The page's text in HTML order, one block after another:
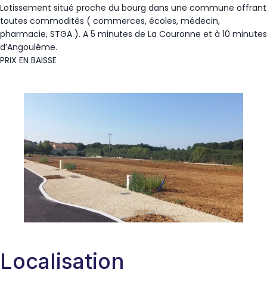
Lotissement situé proche du bourg dans une commune offrant
toutes commodités ( commerces, écoles, médecin,
pharmacie, STGA ). A 5 minutes de La Couronne et à 10 minutes
d’Angoulême.
PRIX EN BAISSE
Localisation